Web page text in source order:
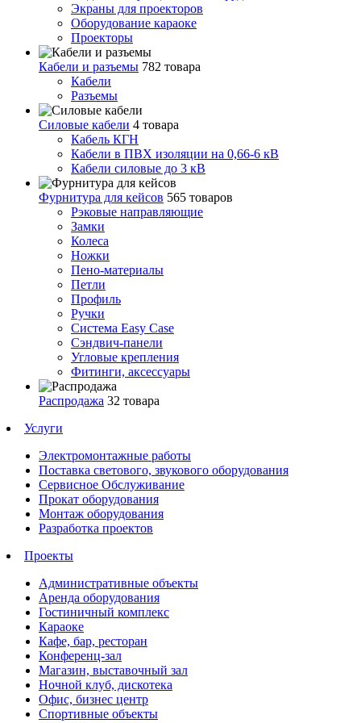
Экраны для проекторов
Оборудование караоке
Проекторы
Кабели и разъемы 782 товара
Кабели
Разъемы
Силовые кабели 4 товара
Кабель КГН
Кабели в ПВХ изоляции на 0,66-6 кВ
Кабели силовые до 3 кВ
Фурнитура для кейсов 565 товаров
Рэковые направляющие
Замки
Колеса
Ножки
Пено-материалы
Петли
Профиль
Ручки
Система Easy Case
Сэндвич-панели
Угловые крепления
Фитинги, аксессуары
Распродажа 32 товара
Услуги
Электромонтажные работы
Поставка светового, звукового оборудования
Сервисное Обслуживание
Прокат оборудования
Монтаж оборудования
Разработка проектов
Проекты
Административные объекты
Аренда оборудования
Гостиничный комплекс
Караоке
Кафе, бар, ресторан
Конференц-зал
Магазин, выставочный зал
Ночной клуб, дискотека
Офис, бизнес центр
Спортивные объекты